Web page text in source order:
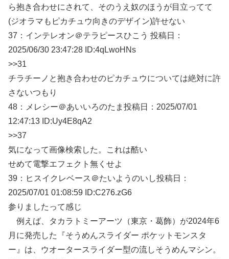
ら抱き合わせにされて、そのうえ奴のほうが目立ってて
(ジオラマもピカチュウ向きのデザイン)許せない
37： インテレオン＠テラピースひこう 投稿日：
2025/06/30 23:47:28 ID:4qLwoHNs
>>31
チラチーノと抱き合わせのピカチュウについては絶対に許
さないつもり
48：
メレシー＠あいいろのたま 投稿日：2025/07/01
12:47:13 ID:Uy4E8qA2
>>37
気になって画像検索した。これは酷い
せめて電撃エフェクト無くせよ
39： ヒスイクレベース＠たいようのいし投稿日：
2025/07/01 01:08:59 ID:C276.zG6
参りましたって感じ
例えば、タカラトミーアーツ（東京・葛飾）が2024年6
月に発売した『そうめんスライダー ポケットモンスタ
ー』は、ウオータースライダー型の流しそうめんマシン。